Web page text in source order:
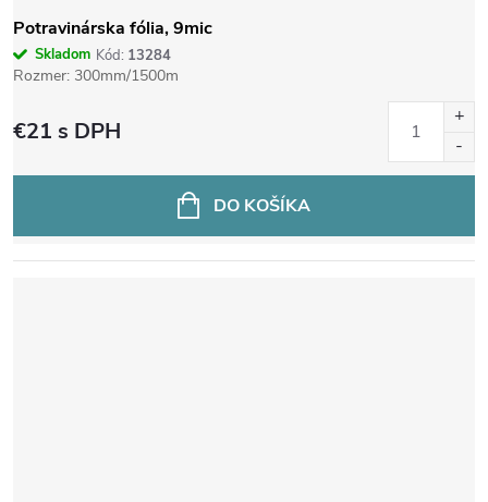
Potravinárska fólia, 9mic
Skladom Kód: 13284
Rozmer: 300mm/1500m
€21 s DPH
DO KOŠÍKA